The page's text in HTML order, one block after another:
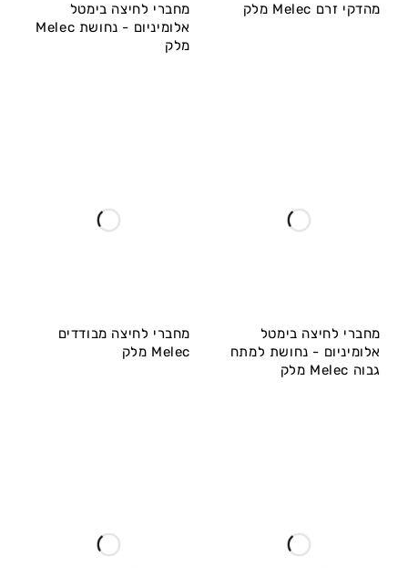
מהדקי זרם Melec מלק
מחברי לחיצה בימטל
אלומיניום - נחושת Melec
מלק
מחברי לחיצה בימטל
אלומיניום - נחושת למתח
גבוה Melec מלק
מחברי לחיצה מבודדים
Melec מלק